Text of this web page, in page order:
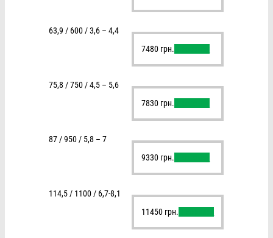
63,9 / 600 / 3,6 – 4,4
7480 грн.
75,8 / 750 / 4,5 – 5,6
7830 грн.
87 / 950 / 5,8 – 7
9330 грн.
114,5 / 1100 / 6,7-8,1
11450 грн.